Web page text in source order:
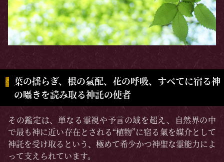
葉の揺らぎ、根の氣配、花の呼吸、すべてに宿る神
の囁きを読み取る神託の使者
その鑑定は、単なる霊視や予言の域を超え、自然界の中
で最も神に近い存在とされる“植物”に宿る氣を媒介として
神託を受け取るという、極めて希少かつ神聖な霊能力によ
って支えられています。